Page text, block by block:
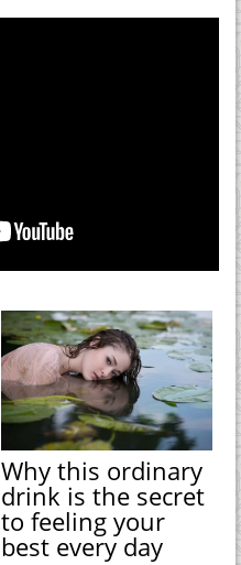
Why this ordinary
drink is the secret
to feeling your
best every day